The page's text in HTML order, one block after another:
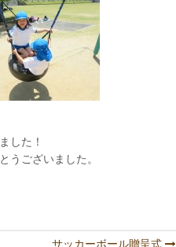
した！
うございました。
サッカーボール贈呈式